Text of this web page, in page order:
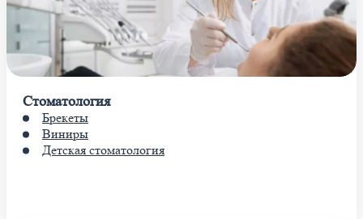
Стоматология
Брекеты
Виниры
Детская стоматология